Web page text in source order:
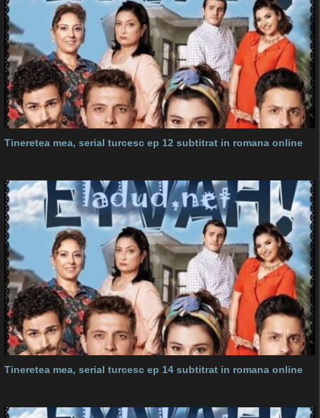
Tineretea mea, serial turcesc ep 12 subtitrat in romana online
Tineretea mea, serial turcesc ep 14 subtitrat in romana online